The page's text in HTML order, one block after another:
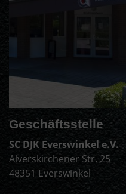
Geschäftsstelle
SC DJK Everswinkel e.V.
Alverskirchener Str. 25
48351 Everswinkel